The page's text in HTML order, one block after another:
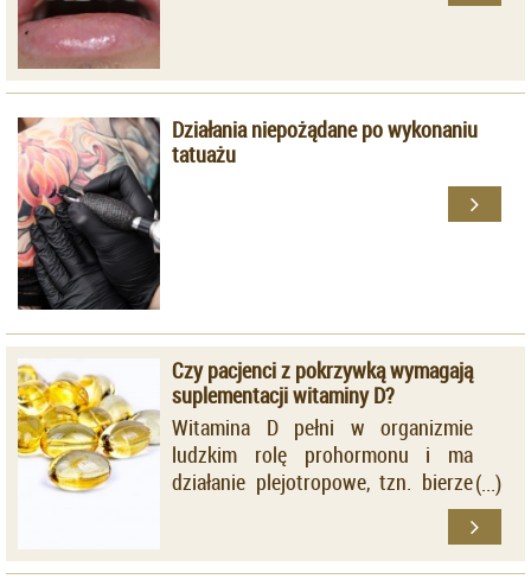
Działania niepożądane po wykonaniu
tatuażu
Czy pacjenci z pokrzywką wymagają
suplementacji witaminy D?
Witamina D pełni w organizmie
ludzkim rolę prohormonu i ma
działanie plejotropowe, tzn. bierze
udział w wielu procesach
fizjologicznych, a przede wszystkim
w regulacji gospodarki wapniowo-